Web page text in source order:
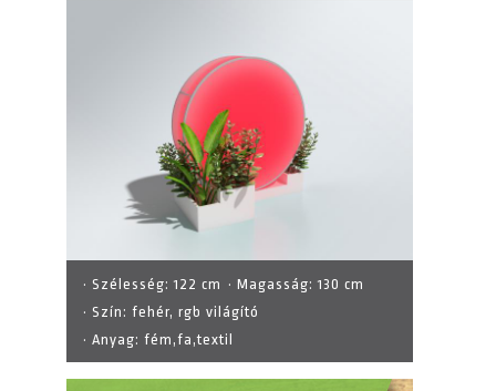
· Szélesség:122 cm · Magasság:130 cm
· Szín: fehér, rgb világító
· Anyag: fém,fa,textil